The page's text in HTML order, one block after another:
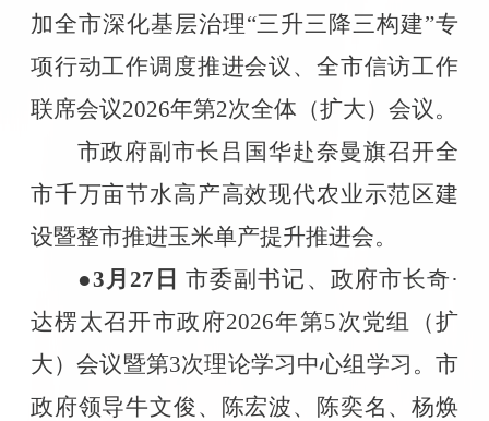
加全市深化基层治理“三升三降三构建”专
项行动工作调度推进会议、全市信访工作
联席会议2026年第2次全体（扩大）会议。
市政府副市长吕国华赴奈曼旗召开全
市千万亩节水高产高效现代农业示范区建
设暨整市推进玉米单产提升推进会。
●3 月 27 日市委副书记、政府市长奇·
达楞太召开市政府2026年第5次党组（扩
大）会议暨第3次理论学习中心组学习。市
政府领导牛文俊、陈宏波、陈奕名、杨焕